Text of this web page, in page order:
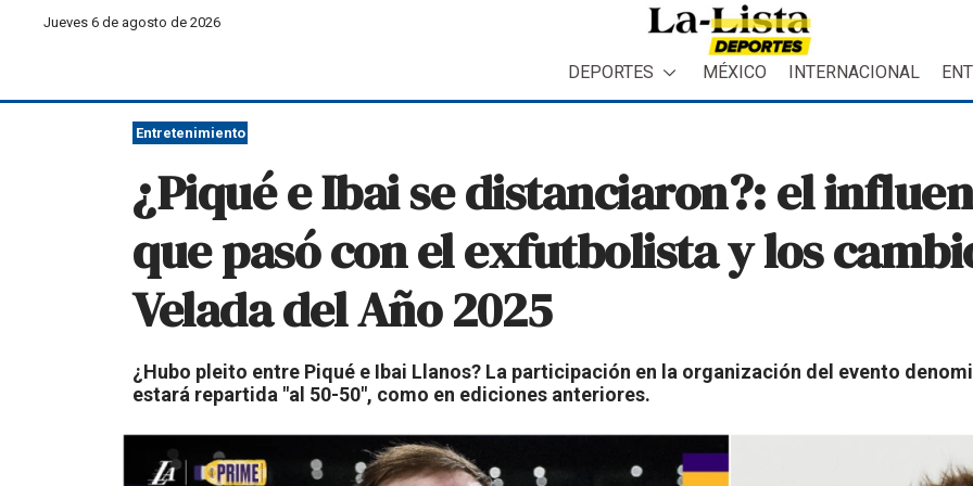
Jueves 6 de agosto de 2026
DEPORTES MÉXICO INTERNACIONAL
Entretenimiento
¿Piqué e Ibai se distanciaron?: el
que pasó con el exfutbolista y los
Velada del Año 2025
¿Hubo pleito entre Piqué e Ibai Llanos? La participación en la organización del evento
estará repartida "al 50-50", como en ediciones anteriores.